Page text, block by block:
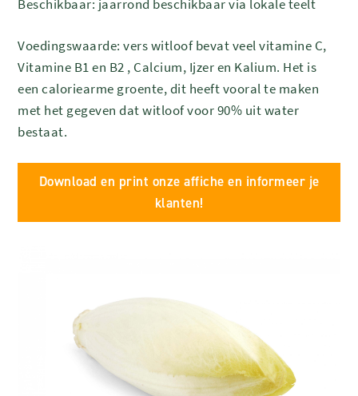
Beschikbaar: jaarrond beschikbaar via lokale teelt
Voedingswaarde: verswitloof bevat veel vitamine C,
Vitamine B1 en B2 , Calcium, Ijzer en Kalium. Het is
een caloriearme groente, dit heeft vooral te maken
met het gegeven dat witloof voor 90% uit water
bestaat.
Download en print onze affiche en informeer je
klanten!